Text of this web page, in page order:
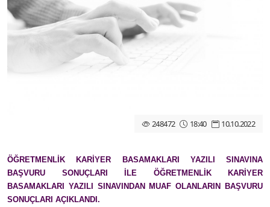
248472 18:40 10.10.2022
ÖĞRETMENLİK KARİYER BASAMAKLARI YAZILI SINAVINA
BAŞVURU SONUÇLARI İLE ÖĞRETMENLİK KARİYER
BASAMAKLARI YAZILI SINAVINDAN MUAF OLANLARIN BAŞVURU
SONUÇLARI AÇIKLANDI.